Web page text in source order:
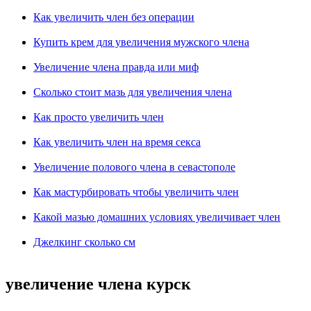
Как увеличить член без операции
Купить крем для увеличения мужского члена
Увеличение члена правда или миф
Сколько стоит мазь для увеличения члена
Как просто увеличить член
Как увеличить член на время секса
Увеличение полового члена в севастополе
Как мастурбировать чтобы увеличить член
Какой мазью домашних условиях увеличивает член
Джелкинг сколько см
увеличение члена курск